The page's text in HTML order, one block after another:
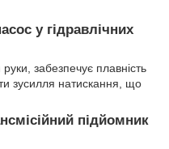
у гідравлічних
забезпечує плавність
зусилля натискання, що
підйомник